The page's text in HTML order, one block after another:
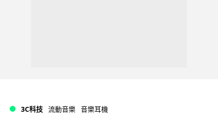
3C科技 流動音樂 音樂耳機